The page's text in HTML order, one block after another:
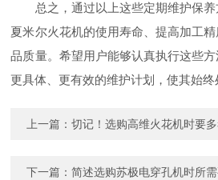
总之，通过以上这些定期维护保养
夏米尔火花机的使用寿命、提高加工
品质量。希望用户能够认真执行这些
更具体、更有效的维护计划，使其始终
上一篇：切记！选购高维火花机时要
下一篇：简述选购苏极电穿孔机时所